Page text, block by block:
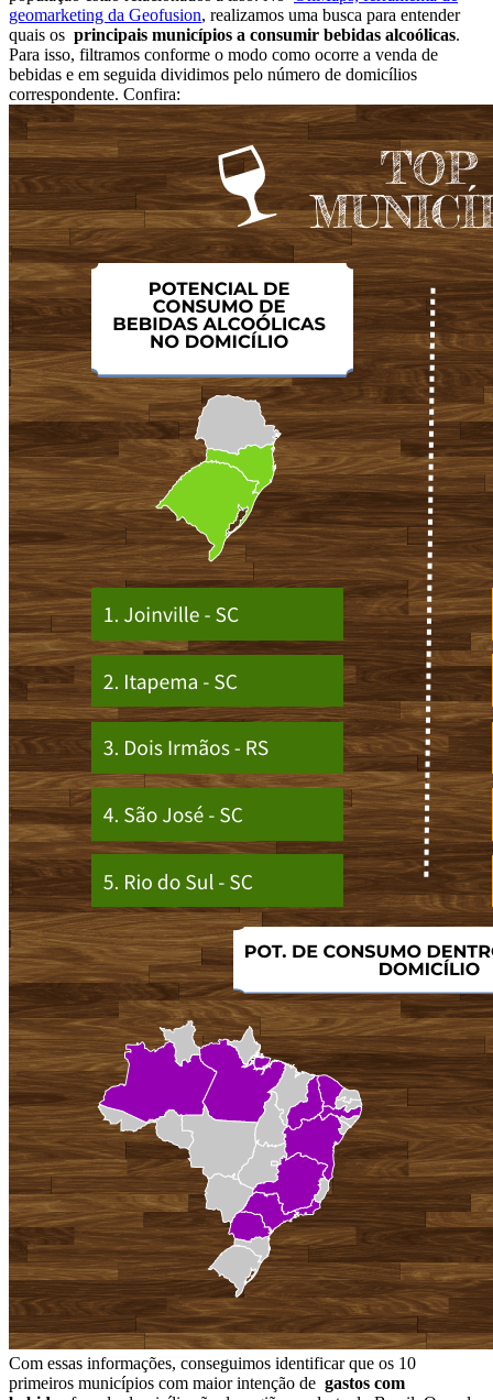
geomarketing da Geofusion, realizamos uma busca para entender
quais os principais municípios a consumir bebidas alcoólicas.
Para isso, filtramos conforme o modo como ocorre a venda de
bebidas e em seguida dividimos pelo número de domicílios
correspondente. Confira:
Com essas informações, conseguimos identificar que os 10
primeiros municípios com maior intenção de gastos com